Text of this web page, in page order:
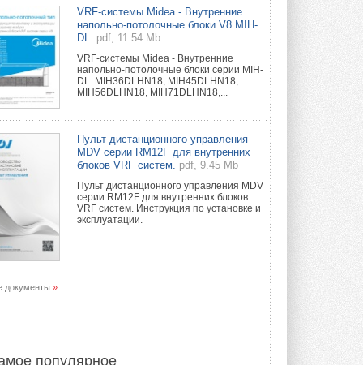
Уже через месяц в России
можно будет устанавливать
солнечные панели в МКД
С 1 сентября снимается запрет на
микрогенерацию в многоквартирных ...
30 ИЮЛЯ 2026
двигателями Sysimple TRS EC
Новинка от Системэйр —
прямоугольный канальный ...
30 ИЮЛЯ 2026
Краска для окон: как выбрать
состав, который не
растрескается после первой
30 ИЮЛЯ 2026
VRF-системы Midea - Внутренние
напольно-потолочные блоки V8 MIH-
DL.
pdf, 11.54 Mb
VRF-системы Midea - Внутренние
напольно-потолочные блоки серии MIH-
DL: MIH36DLHN18, MIH45DLHN18,
MIH56DLHN18, MIH71DLHN18,...
Пульт дистанционного управления
MDV серии RM12F для внутренних
блоков VRF систем.
pdf, 9.45 Mb
Пульт дистанционного управления MDV
серии RM12F для внутренних блоков
VRF систем. Инструкция по установке и
эксплуатации.
документы »
популярное